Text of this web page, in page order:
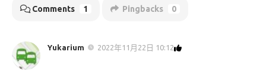
Comments 1 Pingbacks 0
Yukarium 2022年11月22日 10:12